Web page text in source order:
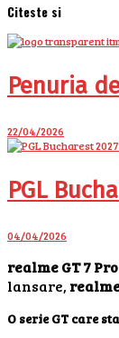
Citeste si
Penuria
22/04/2026
PGL
04/04/2026
realme GT 7 Pro
lansare,
O serie GT care